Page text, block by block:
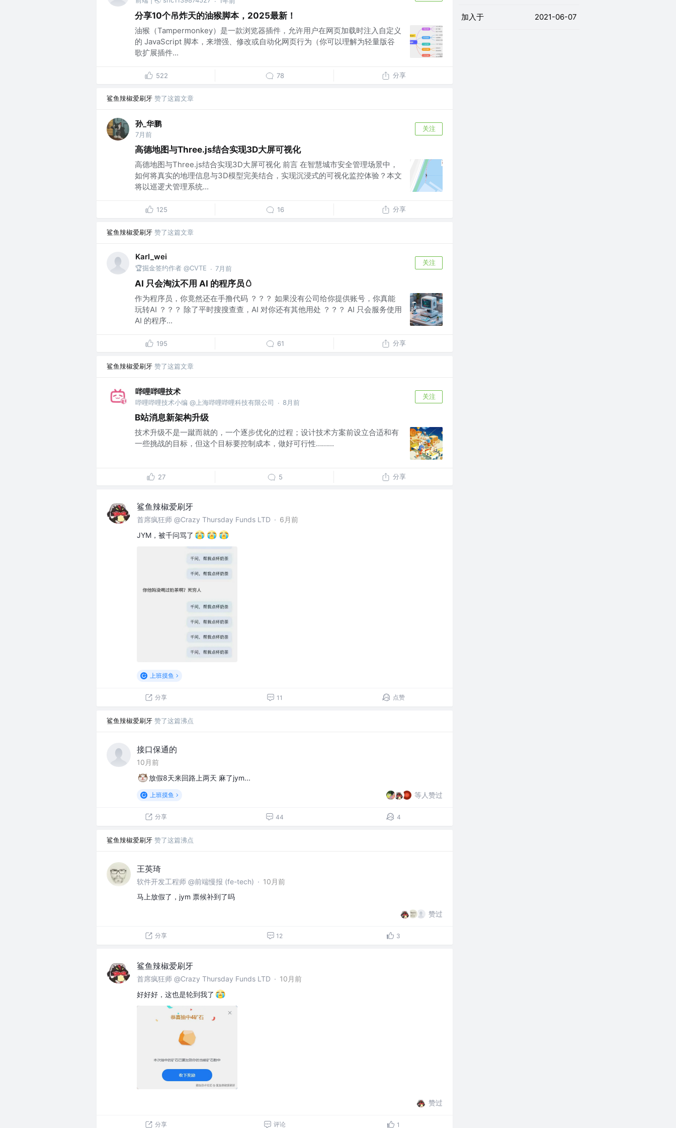
分享10个吊炸天的油猴脚本，2025最新！
油猴（Tampermonkey）是一款浏览器插件，允许用户在网页加载时注入自定义
的 JavaScript 脚本，来增强、修改或自动化网页行为（你可以理解为轻量版谷
歌扩展插件...
522 78 分享
鲨鱼辣椒爱刷牙 赞了这篇文章
孙_华鹏
7月前
关注
高德地图与Three.js结合实现3D大屏可视化
高德地图与Three.js结合实现3D大屏可视化 前言 在智慧城市安全管理场景中，
如何将真实的地理信息与3D模型完美结合，实现沉浸式的可视化监控体验？本文
将以巡逻犬管理系统...
125 16 分享
鲨鱼辣椒爱刷牙 赞了这篇文章
Karl_wei
🏆掘金签约作者 @CVTE · 7月前
关注
AI 只会淘汰不用 AI 的程序员🥚
作为程序员，你竟然还在手撸代码 ？？？ 如果没有公司给你提供账号，你真能
玩转AI ？？？ 除了平时搜搜查查，AI 对你还有其他用处 ？？？ AI 只会服务使用
AI 的程序...
195 61 分享
鲨鱼辣椒爱刷牙 赞了这篇文章
哔哩哔哩技术
哔哩哔哩技术小编 @上海哔哩哔哩科技有限公司 · 8月前
关注
B站消息新架构升级
技术升级不是一蹴而就的，一个逐步优化的过程；设计技术方案前设立合适和有
一些挑战的目标，但这个目标要控制成本，做好可行性……...
27 5 分享
鲨鱼辣椒爱刷牙
首席疯狂师 @Crazy Thursday Funds LTD · 6月前
JYM，被千问骂了
上班摸鱼
分享 11 点赞
鲨鱼辣椒爱刷牙 赞了这篇沸点
接口保通的
10月前
放假8天来回路上两天 麻了jym...
上班摸鱼 等人赞过
分享 44 4
鲨鱼辣椒爱刷牙 赞了这篇沸点
王英琦
软件开发工程师 @前端慢报 (fe-tech) · 10月前
马上放假了，jym 票候补到了吗
赞过
分享 12 3
鲨鱼辣椒爱刷牙
首席疯狂师 @Crazy Thursday Funds LTD · 10月前
好好好，这也是轮到我了
赞过
分享 评论 1
加入于 2021-06-07